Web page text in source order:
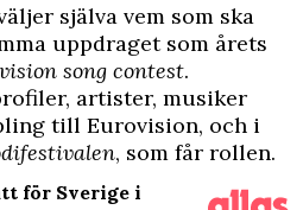
själva vem som ska
uppdraget som årets
song contest.
artister, musiker
till Eurovision, och i
, som får rollen.
för Sverige i